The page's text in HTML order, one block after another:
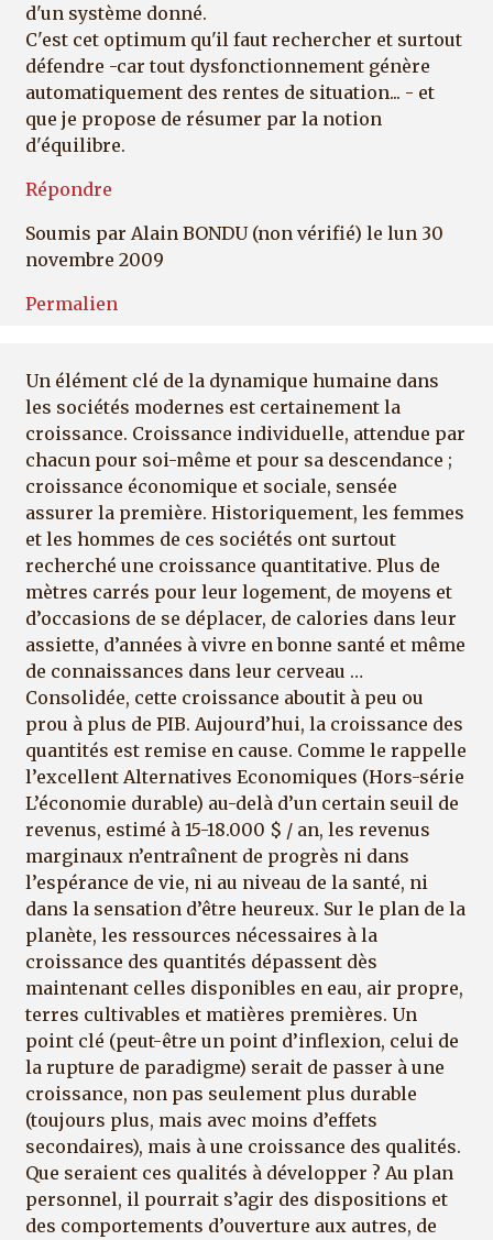
d'un système donné.
C'est cet optimum qu'il faut rechercher et surtout
défendre -car tout dysfonctionnement génère
automatiquement des rentes de situation... - et
que je propose de résumer par la notion
d'équilibre.
Répondre
Soumis par Alain BONDU (non vérifié) le lun 30
novembre 2009
Permalien
Un élément clé de la dynamique humaine dans
les sociétés modernes est certainement la
croissance. Croissance individuelle, attendue par
chacun pour soi-même et pour sa descendance ;
croissance économique et sociale, sensée
assurer la première. Historiquement, les femmes
et les hommes de ces sociétés ont surtout
recherché une croissance quantitative. Plus de
mètres carrés pour leur logement, de moyens et
d’occasions de se déplacer, de calories dans leur
assiette, d’années à vivre en bonne santé et même
de connaissances dans leur cerveau …
Consolidée, cette croissance aboutit à peu ou
prou à plus de PIB. Aujourd’hui, la croissance des
quantités est remise en cause. Comme le rappelle
l’excellent Alternatives Economiques (Hors-série
L’économie durable) au-delà d’un certain seuil de
revenus, estimé à 15-18.000 $ / an, les revenus
marginaux n’entraînent de progrès ni dans
l’espérance de vie, ni au niveau de la santé, ni
dans la sensation d’être heureux. Sur le plan de la
planète, les ressources nécessaires à la
croissance des quantités dépassent dès
maintenant celles disponibles en eau, air propre,
terres cultivables et matières premières. Un
point clé (peut-être un point d’inflexion, celui de
la rupture de paradigme) serait de passer à une
croissance, non pas seulement plus durable
(toujours plus, mais avec moins d’effets
secondaires), mais à une croissance des qualités.
Que seraient ces qualités à développer ? Au plan
personnel, il pourrait s’agir des dispositions et
des comportements d’ouverture aux autres, de